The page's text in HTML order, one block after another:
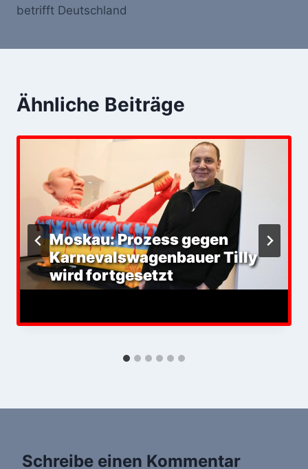
betrifft Deutschland
Ähnliche Beiträge
Moskau: Prozess gegen
Karnevalswagenbauer Tilly
wird fortgesetzt
Schreibe einen Kommentar